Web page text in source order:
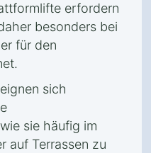
erfordern
besonders bei
für den
sich
sie häufig im
auf Terrassen zu